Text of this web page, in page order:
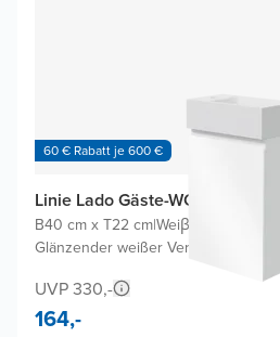
60 € Rabatt je 600 €
Linie Lado Gäste-WC Möbel
B40 cm x T22 cm|Weiβ glänzend
Glänzender weißer Verbundmarmor
UVP 330,-
164,-